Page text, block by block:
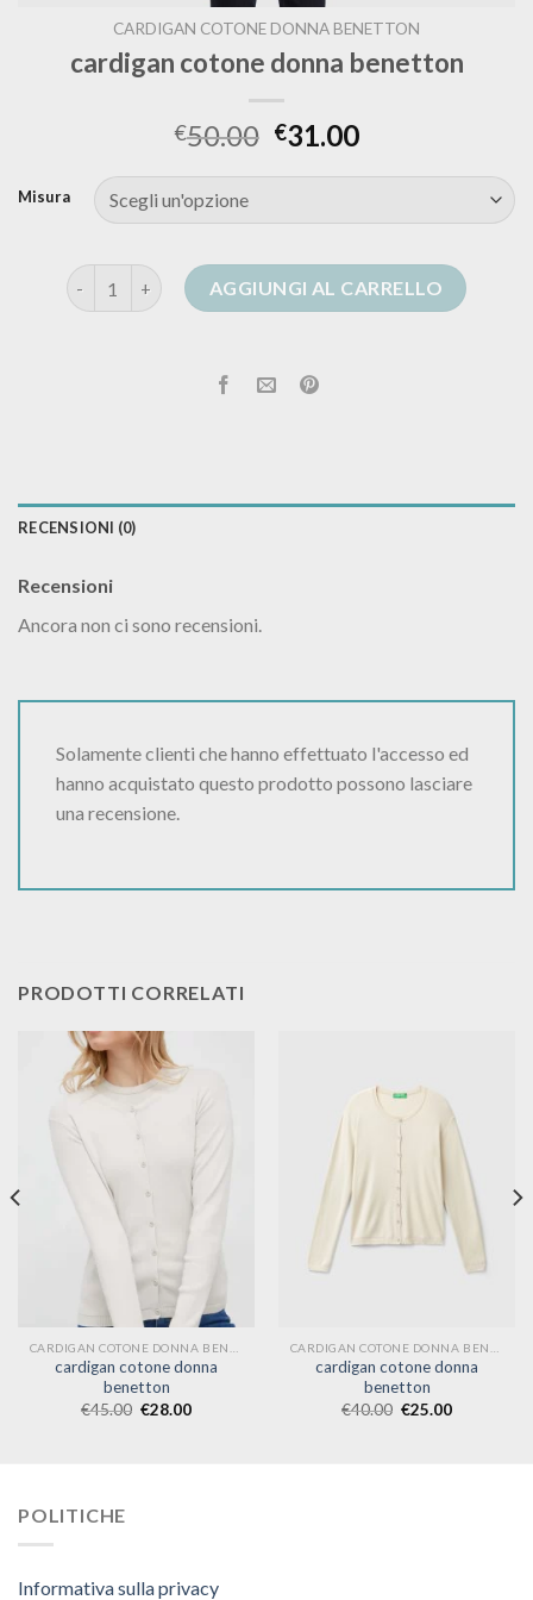
CARDIGAN COTONE DONNA BENETTON
cardigan cotone donna benetton
€50.00 €31.00
Misura
cardigan cotone donna benetton quantità
AGGIUNGI AL CARRELLO
RECENSIONI (0)
Recensioni
Ancora non ci sono recensioni.
Solamente clienti che hanno effettuato l'accesso ed
hanno acquistato questo prodotto possono lasciare
una recensione.
PRODOTTI CORRELATI
cardigan cotone donna
benetton
€45.00 €28.00
cardigan cotone donna
benetton
€40.00 €25.00
POLITICHE
Informativa sulla privacy